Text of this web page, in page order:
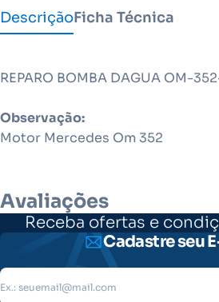
DescriçãoFicha Técnica
REPARO BOMBA DAGUA OM-
Observação:
Motor Mercedes Om 352
Avaliações
Receba ofertas e
Cadastre seu